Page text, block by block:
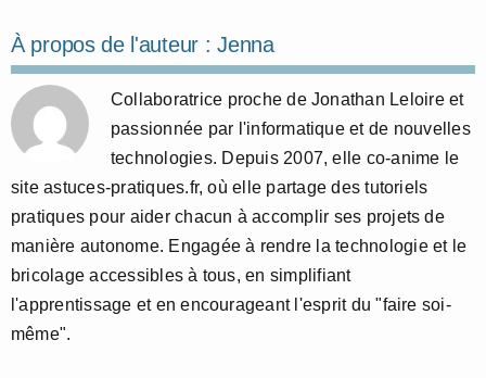
À propos de l'auteur :Jenna
Collaboratrice proche de Jonathan Leloire et
passionnée par l'informatique et de nouvelles
technologies. Depuis 2007, elle co-anime le
site astuces-pratiques.fr, où elle partage des tutoriels
pratiques pour aider chacun à accomplir ses projets de
manière autonome. Engagée à rendre la technologie et le
bricolage accessibles à tous, en simplifiant
l'apprentissage et en encourageant l'esprit du "faire soi-
même".